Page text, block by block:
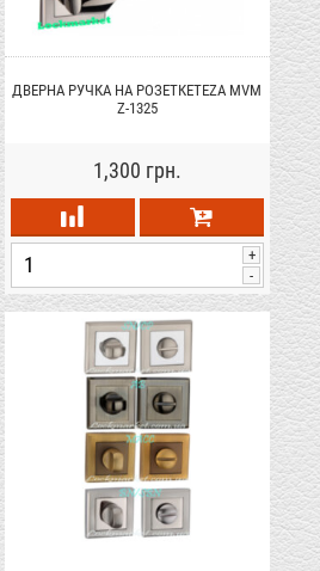
ДВЕРНА РУЧКА НА РОЗЕТКЕTEZA MVM
Z-1325
1,300 грн.
-
+